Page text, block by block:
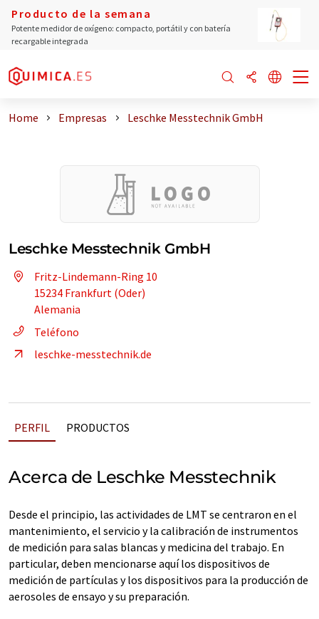
Producto de la semana
Potente medidor de oxígeno: compacto, portátil y con batería
recargable integrada
Home Empresas Leschke Messtechnik GmbH
Leschke Messtechnik GmbH
Fritz-Lindemann-Ring 10
15234 Frankfurt (Oder)
Alemania
Teléfono
leschke-messtechnik.de
PERFIL PRODUCTOS
Acerca de Leschke Messtechnik
Desde el principio, las actividades de LMT se centraron en el
mantenimiento, el servicio y la calibración de instrumentos
de medición para salas blancas y medicina del trabajo. En
particular, deben mencionarse aquí los dispositivos de
medición de partículas y los dispositivos para la producción de
aerosoles de ensayo y su preparación.